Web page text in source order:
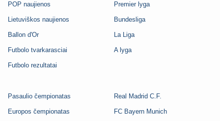
POP naujienos
Lietuviškos naujienos
Ballon d'Or
Futbolo tvarkarasciai
Futbolo rezultatai
Premier lyga
Bundesliga
La Liga
A lyga
Pasaulio čempionatas
Europos čempionatas
Real Madrid C.F.
FC Bayern Munich